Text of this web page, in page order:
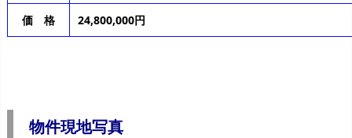
価 格 24,800,000円
物件現地写真